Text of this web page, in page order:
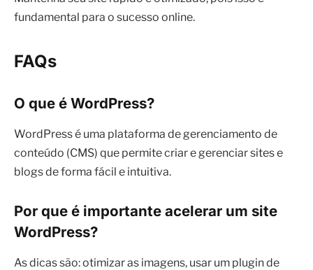
fundamental para o sucesso online.
FAQs
O que é WordPress?
WordPress é uma plataforma de gerenciamento de
conteúdo (CMS) que permite criar e gerenciar sites e
blogs de forma fácil e intuitiva.
Por que é importante acelerar um site
WordPress?
As dicas são: otimizar as imagens, usar um plugin de